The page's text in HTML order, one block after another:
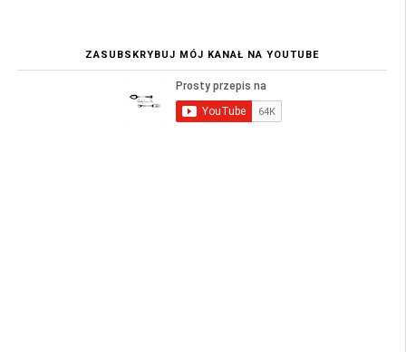
ZASUBSKRYBUJ MÓJ KANAŁ NA YOUTUBE